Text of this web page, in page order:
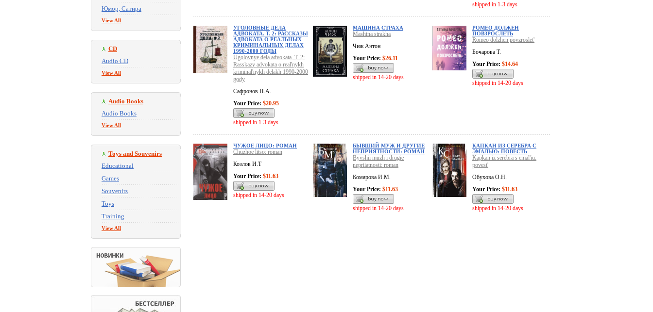
Юмор, Сатира
View All
CD
Audio CD
View All
Audio Books
Audio Books
View All
Toys and Souvenirs
Educational
Games
Souvenirs
Toys
Training
View All
shipped in 1-3 days
УГОЛОВНЫЕ ДЕЛА
АДВОКАТА. Т. 2: РАССКАЗЫ
АДВОКАТА О РЕАЛЬНЫХ
КРИМИНАЛЬНЫХ ДЕЛАХ
1990-2000 ГОДЫ
Ugolovnye dela advokata. T. 2:
Rasskazy advokata o real'nykh
kriminal'nykh delakh 1990-2000
gody
Сафронов Н.А.
Your Price: $20.95
shipped in 1-3 days
МАШИНА СТРАХА
Mashina strakha
Чиж Антон
Your Price: $26.11
shipped in 14-20 days
РОМЕО ДОЛЖЕН
ПОВЗРОСЛЕТЬ
Romeo dolzhen povzroslet'
Бочарова Т.
Your Price: $14.64
shipped in 14-20 days
ЧУЖОЕ ЛИЦО: РОМАН
Chuzhoe litso: roman
Козлов И.Т
Your Price: $11.63
shipped in 14-20 days
БЫВШИЙ МУЖ И ДРУГИЕ
НЕПРИЯТНОСТИ: РОМАН
Byvshii muzh i drugie
nepriiatnosti: roman
Комарова И.М.
Your Price: $11.63
shipped in 14-20 days
КАПКАН ИЗ СЕРЕБРА С
ЭМАЛЬЮ: ПОВЕСТЬ
Kapkan iz serebra s emal'iu:
povest'
Обухова О.Н.
Your Price: $11.63
shipped in 14-20 days